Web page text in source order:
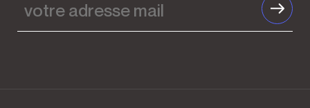
adresse
mail